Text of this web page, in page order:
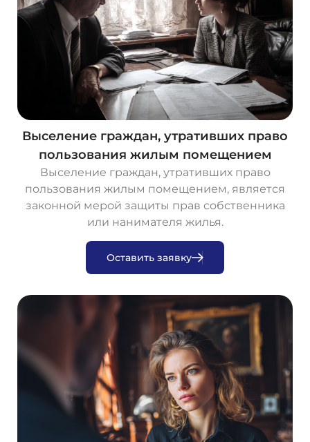
Выселение граждан, утративших право
пользования жилым помещением
Выселение граждан, утративших право
пользования жилым помещением, является
законной мерой защиты прав собственника
или нанимателя жилья.
Оставить заявку